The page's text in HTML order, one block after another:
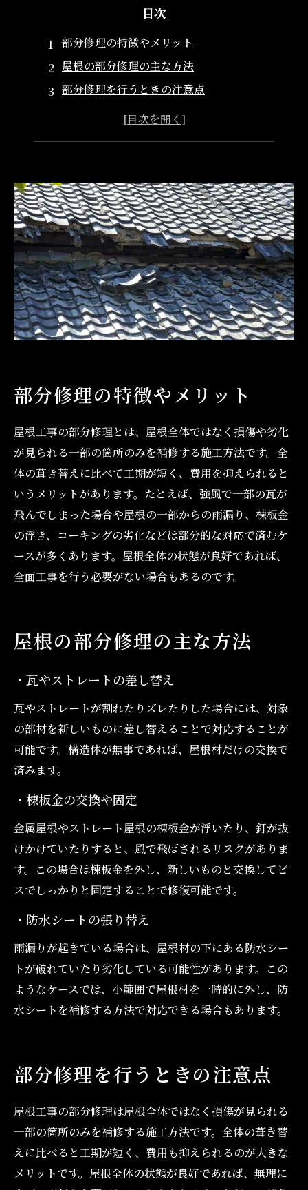
目次
部分修理の特徴やメリット
屋根の部分修理の主な方法
部分修理を行うときの注意点
屋根の部分修理を依頼するときの注意点
部分修理の特徴やメリット
屋根工事の部分修理とは、屋根全体ではなく損傷や劣化
が見られる一部の箇所のみを補修する施工方法です。全
体の葺き替えに比べて工期が短く、費用を抑えられると
いうメリットがあります。たとえば、強風で一部の瓦が
飛んでしまった場合や屋根の一部からの雨漏り、棟板金
の浮き、コーキングの劣化などは部分的な対応で済むケ
ースが多くあります。屋根全体の状態が良好であれば、
全面工事を行う必要がない場合もあるのです。
屋根の部分修理の主な方法
・瓦やストレートの差し替え
瓦やストレートが割れたりズレたりした場合には、対象
の部材を新しいものに差し替えることで対応することが
可能です。構造体が無事であれば、屋根材だけの交換で
済みます。
・棟板金の交換や固定
金属屋根やストレート屋根の棟板金が浮いたり、釘が抜
けかけていたりすると、風で飛ばされるリスクがありま
す。この場合は棟板金を外し、新しいものと交換してビ
スでしっかりと固定することで修復可能です。
・防水シートの張り替え
雨漏りが起きている場合は、屋根材の下にある防水シー
トが破れていたり劣化している可能性があります。この
ようなケースでは、小範囲で屋根材を一時的に外し、防
水シートを補修する方法で対応できる場合もあります。
部分修理を行うときの注意点
屋根工事の部分修理は屋根全体ではなく損傷が見られる
一部の箇所のみを補修する施工方法です。全体の葺き替
えに比べると工期が短く、費用も抑えられるのが大きな
メリットです。屋根全体の状態が良好であれば、無理に